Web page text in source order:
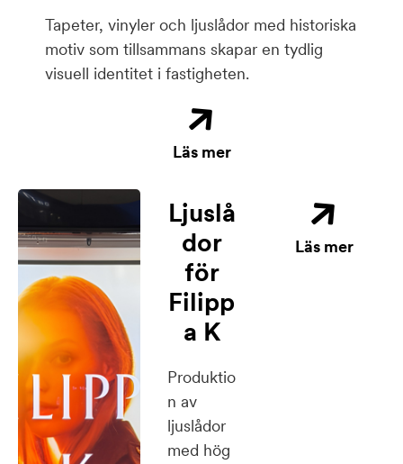
Tapeter, vinyler och ljuslådor med historiska
motiv som tillsammans skapar en tydlig
visuell identitet i fastigheten.
Läs mer
Ljuslå
dor
för
Filipp
a K
Produktio
n av
ljuslådor
med hög
Läs mer